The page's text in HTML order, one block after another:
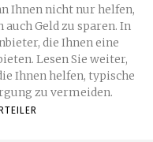
Ihnen nicht nur helfen,
Geld zu sparen. In
die Ihnen eine
Lesen Sie weiter,
Ihnen helfen, typische
zu vermeiden.